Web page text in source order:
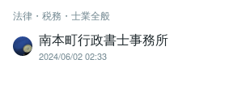
法律・税務・士業全般
南本町行政書士事務所
2024/06/02 02:33